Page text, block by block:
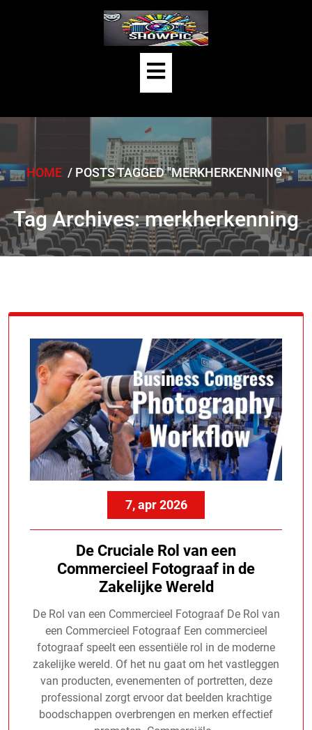
Open
Button
HOME/ POSTS TAGGED "MERKHERKENNING"
Tag Archives: merkherkenning
7, apr 2026
De Cruciale Rol van een
Commercieel Fotograaf in de
Zakelijke Wereld
De Rol van een Commercieel Fotograaf De Rol van
een Commercieel Fotograaf Een commercieel
fotograaf speelt een essentiële rol in de moderne
zakelijke wereld. Of het nu gaat om het vastleggen
van producten, evenementen of portretten, deze
professional zorgt ervoor dat beelden krachtige
boodschappen overbrengen en merken effectief